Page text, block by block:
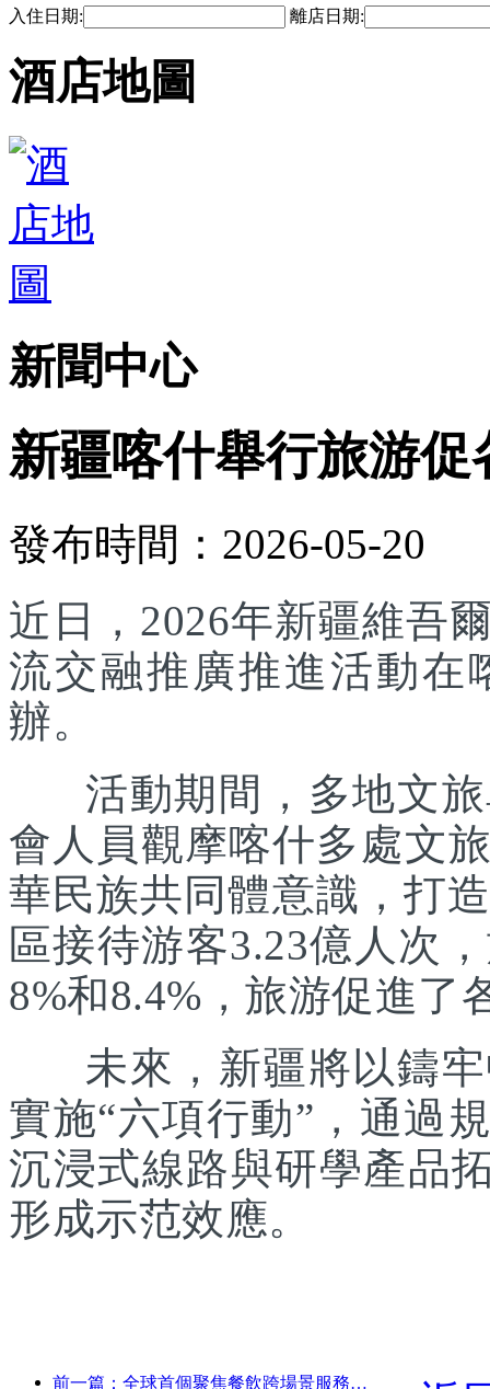
入住日期: 離店日期:
酒店地圖
新聞中心
新疆喀什舉行旅游
發布時間：2026-05-20
近日，2026年新疆維吾
流交融推廣推進活動在
辦。
活動期間，多地文旅
會人員觀摩喀什多處文
華民族共同體意識，打
區接待游客3.23億人次
8%和8.4%，旅游促進了
未來，新疆將以鑄牢
實施“六項行動”，通過
沉浸式線路與研學產品
形成示范效應。
前一篇：全球首個聚焦餐飲跨場景服務的人形機器人發布